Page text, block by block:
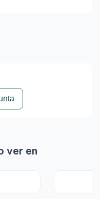
ver en